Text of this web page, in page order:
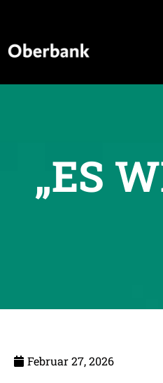
„ES
Februar 27, 2026